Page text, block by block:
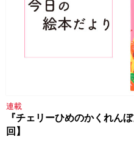
連載
『チェリーひめのかくれん
回】